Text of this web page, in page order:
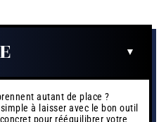
autant de place ?
à laisser avec le bon outil
pour rééquilibrer votre